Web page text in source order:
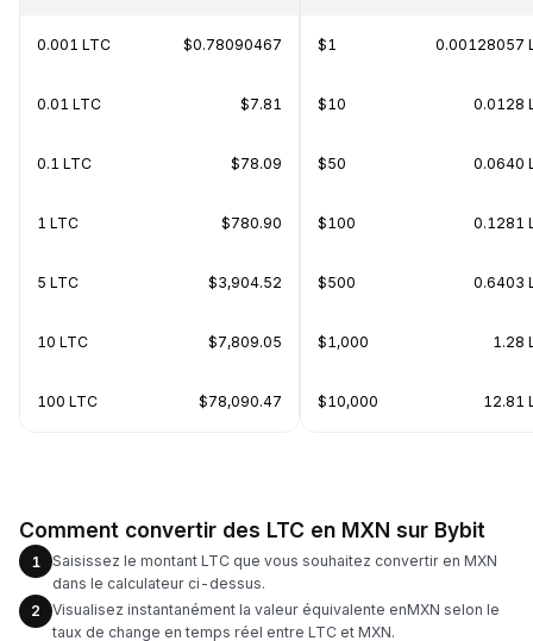
0.001 LTC $0.78090467
0.01 LTC $7.81
0.1 LTC $78.09
1 LTC $780.90
5 LTC $3,904.52
10 LTC $7,809.05
100 LTC $78,090.47
$1 0.00128057
$10 0.0128
$50 0.0640
$100 0.1281
$500 0.6403
$1,000 1.28
$10,000 12.81
Comment convertir des LTC en MXN sur Bybit
1
Saisissez le montant LTC que vous souhaitez convertir en MXN
dans le calculateur ci-dessus.
2
Visualisez instantanément la valeur équivalente enMXN selon le
taux de change en temps réel entre LTC et MXN.